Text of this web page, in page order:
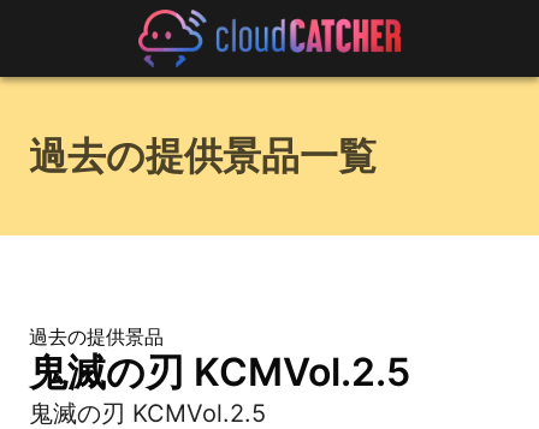
過去の提供景品一覧
過去の提供景品
鬼滅の刃 KCMVol.2.5
鬼滅の刃 KCMVol.2.5